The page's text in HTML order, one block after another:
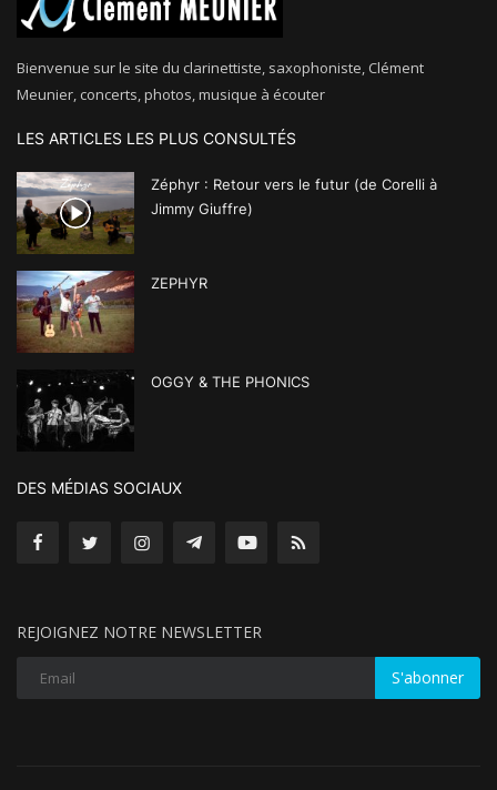
Bienvenue sur le site du clarinettiste, saxophoniste, Clément
Meunier, concerts, photos, musique à écouter
LES ARTICLES LES PLUS CONSULTÉS
Zéphyr : Retour vers le futur (de Corelli à
Jimmy Giuffre)
ZEPHYR
OGGY & THE PHONICS
DES MÉDIAS SOCIAUX
REJOIGNEZ NOTRE NEWSLETTER
S'abonner